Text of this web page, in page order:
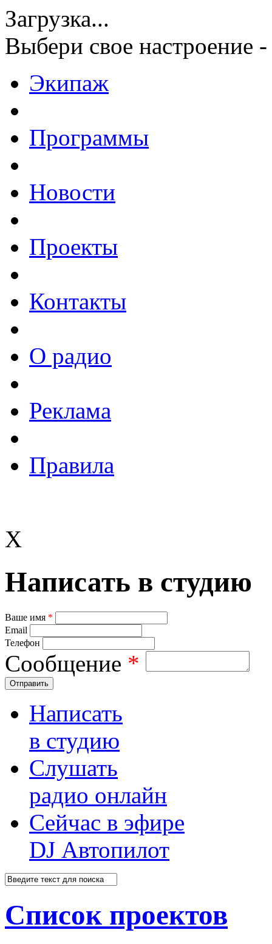
Загрузка...
Выбери свое настроение -
Экипаж
Программы
Новости
Проекты
Контакты
О радио
Реклама
Правила
X
Написать в студию
Ваше имя *
Email
Телефон
Сообщение *
Отправить
Написать
в студию
Слушать
радио онлайн
Сейчас в эфире
DJ Автопилот
Список проектов